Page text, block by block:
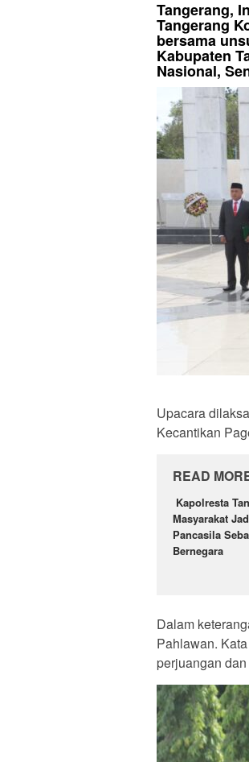
Tangerang,
Tangerang
bersama
Kabupaten
Nasional,
Upacara
Kecantikan
READ
Kapolresta
Masyarakat
Pancasila
Bernegara
Dalam
Pahlawan.
perjuangan